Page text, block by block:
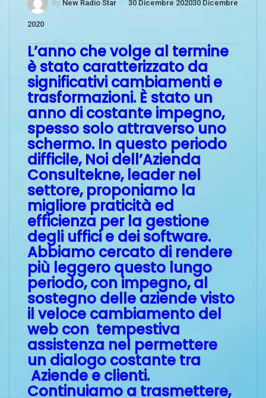
By New Radio Star -- 30 Dicembre 202030 Dicembre
2020
L’anno che volge al termine
è stato caratterizzato da
significativi cambiamenti e
trasformazioni. È stato un
anno di costante impegno,
spesso solo attraverso uno
schermo. In questo periodo
difficile, Noi dell’Azienda
Consultekne, leader nel
settore, proponiamo la
migliore praticità ed
efficienza per la gestione
degli uffici e dei software.
Abbiamo cercato di rendere
più leggero questo lungo
periodo, con impegno, al
sostegno delle aziende visto
il veloce cambiamento del
web con tempestiva
assistenza nel permettere
un dialogo costante tra
Aziende e clienti.
Continuiamo a trasmettere,